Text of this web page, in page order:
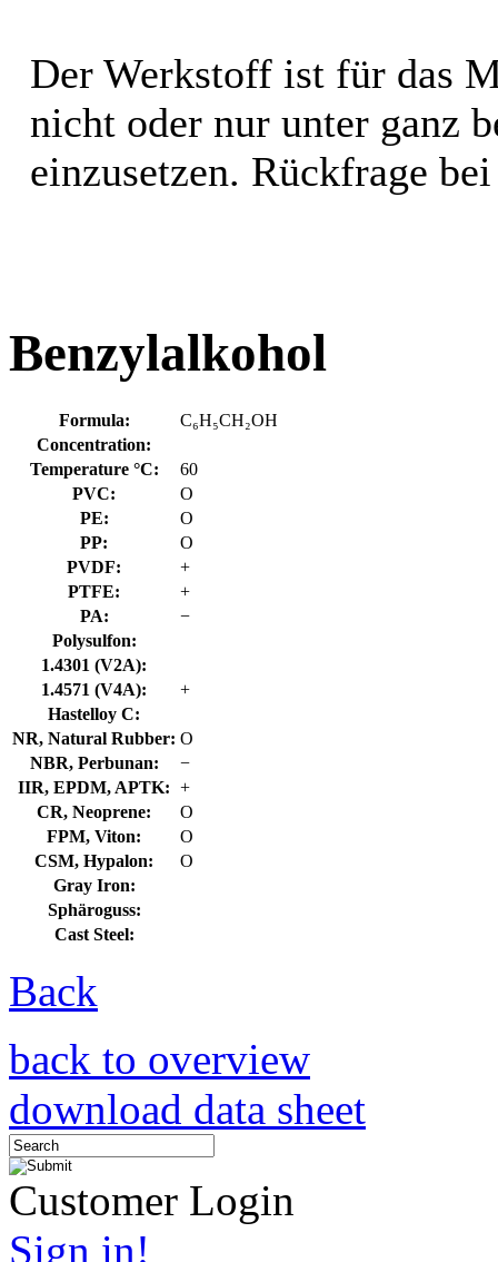
Der Werkstoff ist für das
nicht oder nur unter ganz
einzusetzen. Rückfrage
Benzylalkohol
Formula:
C₆H₅CH₂OH
Concentration:
Temperature °C:
60
PVC:
O
PE:
O
PP:
O
PVDF:
+
PTFE:
+
PA:
−
Polysulfon:
1.4301 (V2A):
1.4571 (V4A):
+
Hastelloy C:
NR, Natural Rubber: O
NBR, Perbunan:
−
IIR, EPDM, APTK: +
CR, Neoprene:
O
FPM, Viton:
O
CSM, Hypalon:
O
Gray Iron:
Sphäroguss:
Cast Steel:
Back
back to overview
download data sheet
Customer Login
Sign in!